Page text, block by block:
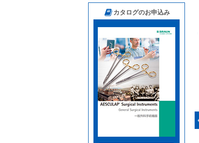
カタログのお申込み